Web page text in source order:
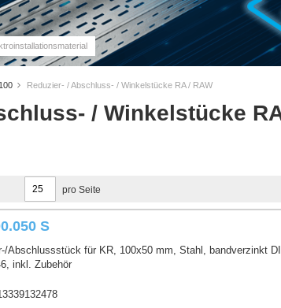
Reduzier- / Abschluss- / Winkelstücke RA / RAW
/ Winkelstücke
pro Seite
S
Abschlussstück für KR, 100x50 mm, Stahl, bandverzinkt
inkl. Zubehör